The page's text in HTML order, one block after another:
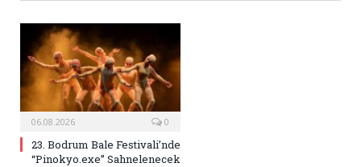
06.08.2026 0
23. Bodrum Bale Festivali’nde
“Pinokyo.exe” Sahnelenecek